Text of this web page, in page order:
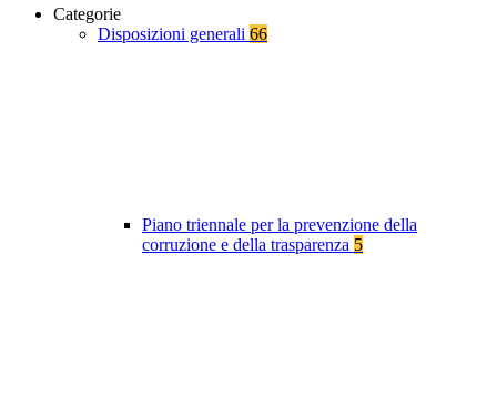
Categorie
Disposizioni generali 66
Piano triennale per la prevenzione della
corruzione e della trasparenza 5